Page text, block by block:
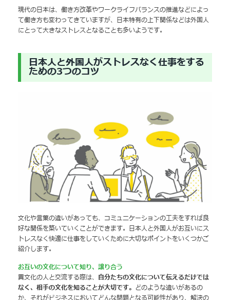
現代の日本は、働き方改革やワークライフバランスの推進などによっ
て働き方も変わってきていますが、日本特有の上下関係などは外国人
にとって大きなストレスとなることも多いようです。
日本人と外国人がストレスなく仕事をする
ための3つのコツ
文化や言葉の違いがあっても、コミュニケーションの工夫をすれば良
好な関係を築いていくことができます。日本人と外国人がお互いにス
トレスなく快適に仕事をしていくために大切なポイントをいくつかご
紹介します。
お互いの文化について知り、譲り合う
異文化の人と交流する際は、 自分たちの文化について伝えるだけでは
なく、相手の文化を知ることが大切です。 どのような違いがあるの
か、それがビジネスにおいてどんな問題となる可能性があり、解決の